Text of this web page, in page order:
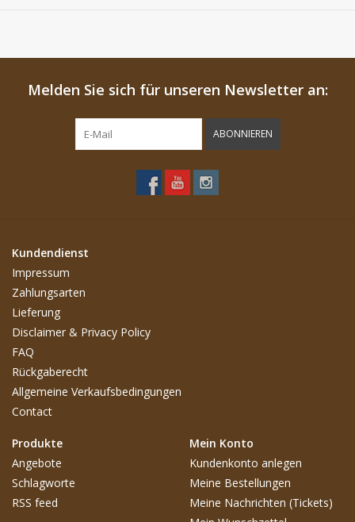
Melden Sie sich für unseren Newsletter an:
ABONNIEREN
Kundendienst
Impressum
Zahlungsarten
Lieferung
Disclaimer & Privacy Policy
FAQ
Rückgaberecht
Allgemeine Verkaufsbedingungen
Contact
Produkte
Angebote
Schlagworte
RSS feed
Mein Konto
Kundenkonto anlegen
Meine Bestellungen
Meine Nachrichten (Tickets)